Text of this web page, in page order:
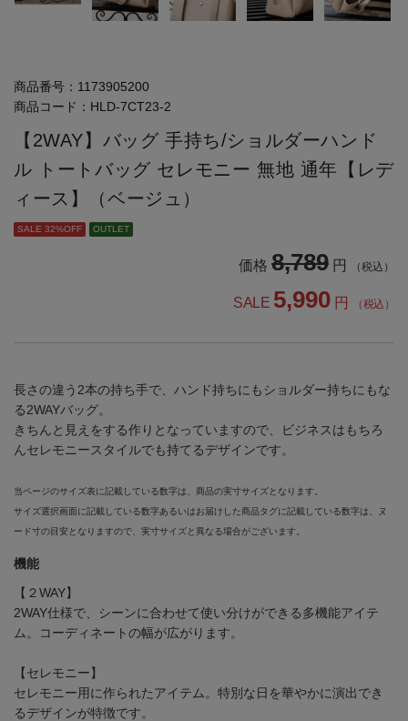
商品番号： 1173905200
商品コード： HLD-7CT23-2
【2WAY】バッグ 手持ち/ショルダーハンド
ル トートバッグ セレモニー 無地 通年【レデ
ィース】（ベージュ）
SALE 32%OFF OUTLET
価格 8,789 円 （税込）
SALE 5,990 円 （税込）
長さの違う2本の持ち手で、ハンド持ちにもショルダー持ちにもな
る2WAYバッグ。
きちんと見えをする作りとなっていますので、ビジネスはもちろ
んセレモニースタイルでも持てるデザインです。
当ページのサイズ表に記載している数字は、商品の実寸サイズとなります。
サイズ選択画面に記載している数字あるいはお届けした商品タグに記載している数字は、ヌ
ード寸の目安となりますので、実寸サイズと異なる場合がございます。
機能
【２WAY】
2WAY仕様で、シーンに合わせて使い分けができる多機能アイテ
ム。コーディネートの幅が広がります。
【セレモニー】
セレモニー用に作られたアイテム。特別な日を華やかに演出でき
るデザインが特徴です。